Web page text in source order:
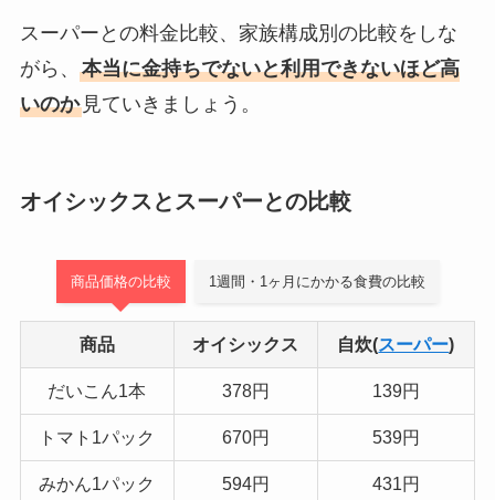
スーパーとの料金比較、家族構成別の比較をしな
がら、 本当に金持ちでないと利用できないほど高
いのか見ていきましょう。
オイシックスとスーパーとの比較
商品価格の比較 1週間・1ヶ月にかかる食費の比較
商品 オイシックス 自炊(スーパー)
だいこん1本 378円 139円
トマト1パック 670円 539円
みかん1パック 594円 431円